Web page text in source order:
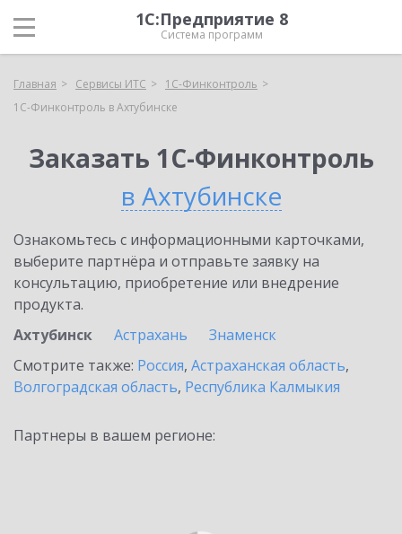
1С:Предприятие 8
Система программ
Главная Сервисы ИТС
1С-Финконтроль
1С-Финконтроль в Ахтубинске
Заказать 1С-Финконтроль
в Ахтубинске
Ознакомьтесь с информационными карточками,
выберите партнёра и отправьте заявку на
консультацию, приобретение или внедрение
продукта.
Ахтубинск
Астрахань
Знаменск
Смотрите также: Россия, Астраханская область,
Волгоградская область, Республика Калмыкия
Партнеры в вашем регионе: